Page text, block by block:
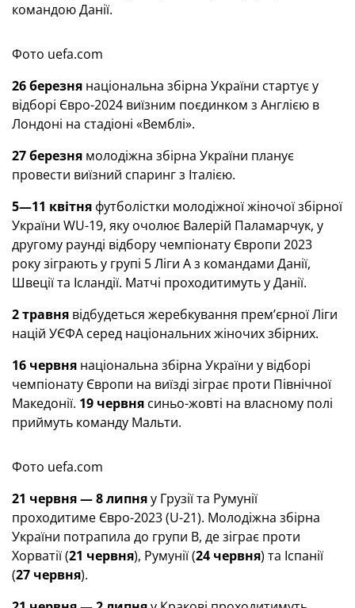
командою Данії.
Фото uefa.com
26 березня національна збірна України стартує у
відборі Євро-2024 виїзним поєдинком з Англією в
Лондоні на стадіоні «Вемблі».
27 березня молодіжна збірна України планує
провести виїзний спаринг з Італією.
5—11 квітняфутболістки молодіжної жіночої збірної
України WU-19, яку очолює Валерій Паламарчук, у
другому раунді відбору чемпіонату Європи 2023
року зіграють у групі 5 Ліги А з командами Данії,
Швеції та Ісландії. Матчі проходитимуть у Данії.
2 травня відбудеться жеребкування прем’єрної Ліги
націй УЄФА серед національних жіночих збірних.
16 червня національна збірна України у відборі
чемпіонату Європи на виїзді зіграє проти Північної
Македонії. 19 червня синьо-жовті на власному полі
приймуть команду Мальти.
Фото uefa.com
21 червня — 8 липняу Грузії та Румунії
проходитиме Євро-2023 (U-21). Молодіжна збірна
України потрапила до групи В, де зіграє проти
Хорватії (21 червня), Румунії (24 червня) та Іспанії
(27 червня).